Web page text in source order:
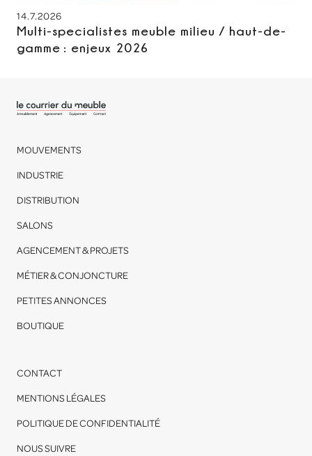
14.7.2026
Multi-specialistes meuble milieu / haut-de-
gamme : enjeux 2026
MOUVEMENTS
INDUSTRIE
DISTRIBUTION
SALONS
AGENCEMENT & PROJETS
MÉTIER & CONJONCTURE
PETITES ANNONCES
BOUTIQUE
CONTACT
MENTIONS LÉGALES
POLITIQUE DE CONFIDENTIALITÉ
NOUS SUIVRE